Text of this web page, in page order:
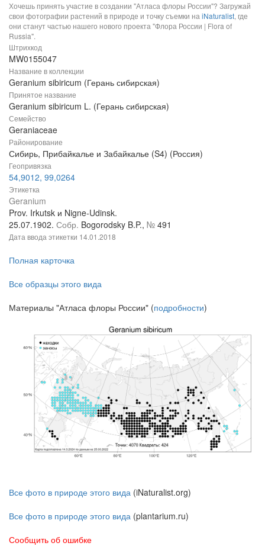
Хочешь принять участие в создании "Атласа флоры России"? Загружай
свои фотографии растений в природе и точку съемки на iNaturalist, где
они станут частью нашего нового проекта "Флора России | Flora of
Russia".
Штрихкод
MW0155047
Название в коллекции
Geranium sibiricum (Герань сибирская)
Принятое название
Geranium sibiricum L. (Герань сибирская)
Семейство
Geraniaceae
Районирование
Сибирь, Прибайкалье и Забайкалье (S4) (Россия)
Геопривязка
54,9012, 99,0264
Этикетка
Geranium
Prov. Irkutsk и Nigne-Udinsk.
25.07.1902. Собр. Bogorodsky B.P., № 491
Дата ввода этикетки 14.01.2018
Полная карточка
Все образцы этого вида
Материалы "Атласа флоры России" (подробности)
Все фото в природе этого вида (iNaturalist.org)
Все фото в природе этого вида (plantarium.ru)
Сообщить об ошибке